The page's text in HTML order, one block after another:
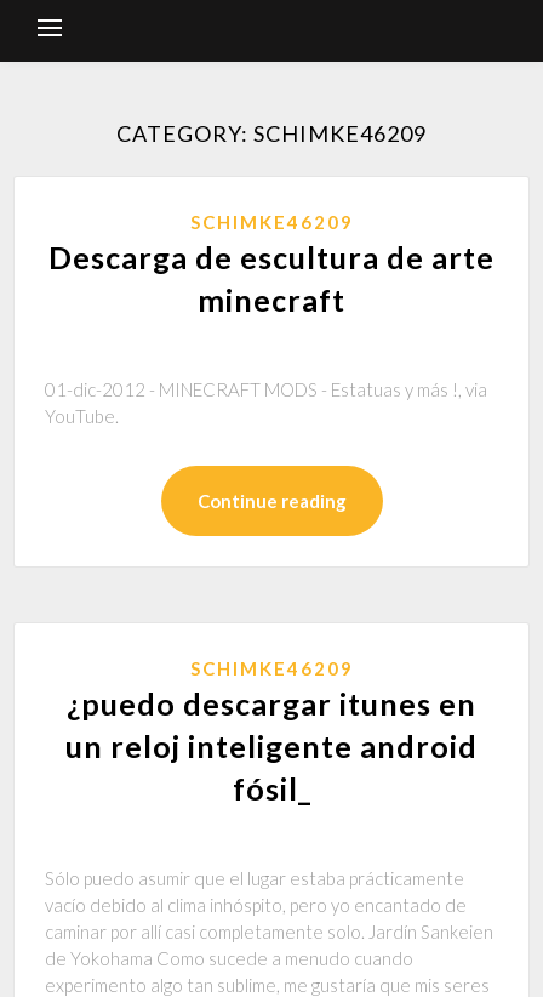
CATEGORY: SCHIMKE46209
SCHIMKE46209
Descarga de escultura de arte
minecraft
01-dic-2012 - MINECRAFT MODS - Estatuas y más !, via
YouTube.
Continue reading
SCHIMKE46209
¿puedo descargar itunes en
un reloj inteligente android
fósil_
Sólo puedo asumir que el lugar estaba prácticamente
vacío debido al clima inhóspito, pero yo encantado de
caminar por allí casi completamente solo. Jardín Sankeien
de Yokohama Como sucede a menudo cuando
experimento algo tan sublime, me gustaría que mis seres